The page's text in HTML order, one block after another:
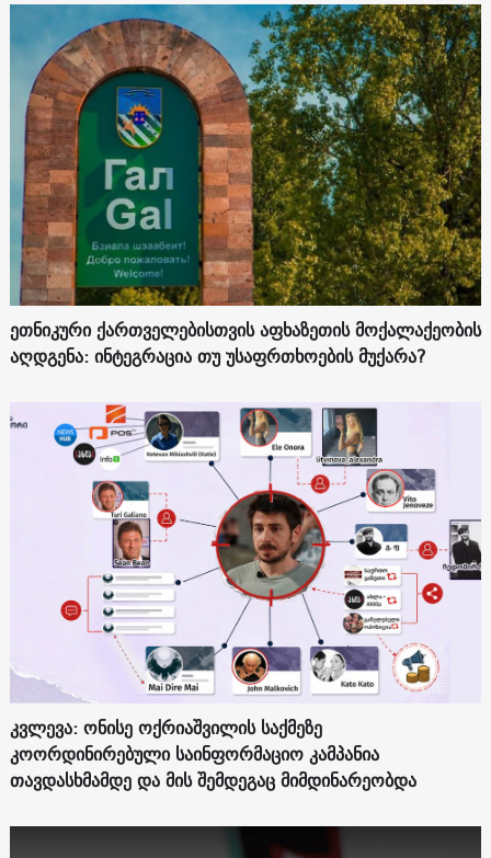
ეთნიკური ქართველებისთვის აფხაზეთის მოქალაქეობის
აღდგენა: ინტეგრაცია თუ უსაფრთხოების მუქარა?
კვლევა: ონისე ოქრიაშვილის საქმეზე
კოორდინირებული საინფორმაციო კამპანია
თავდასხმამდე და მის შემდეგაც მიმდინარეობდა